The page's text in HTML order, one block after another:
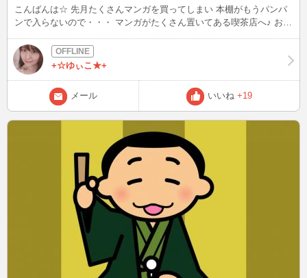
こんばんは☆ 先月たくさんマンガを買ってしまい 本棚がもうパンパ
ンで入らないので・・・ マンガがたくさん置いてある喫茶店へ♪ おぉ
カフェオレ飲みながらマンガ祭り！ あっ！ ジムはお盆休みだからお
さぼりじゃないですよ(*ﾉωﾉ)
+☆ゆぃこ★+
メール いいね +19